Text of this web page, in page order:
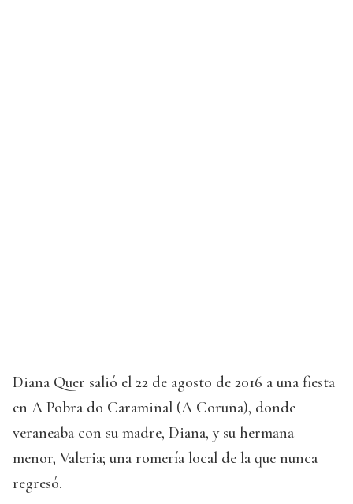
Diana Quer salió el 22 de agosto de 2016 a una fiesta
en A Pobra do Caramiñal (A Coruña), donde
veraneaba con su madre, Diana, y su hermana
menor, Valeria; una romería local de la que nunca
regresó.